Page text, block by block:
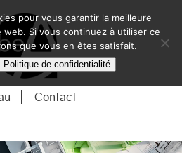
BE-
Contact
pour vous garantir la meilleure
Si vous continuez à utiliser ce
que vous en êtes satisfait.
Politique de confidentialité